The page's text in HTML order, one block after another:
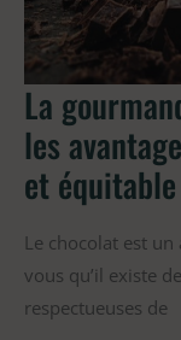
La
les
et équitable
Le chocolat est
vous qu’il existe
respectueuses de
avantages
du
chocolat
biologique
et
équitable